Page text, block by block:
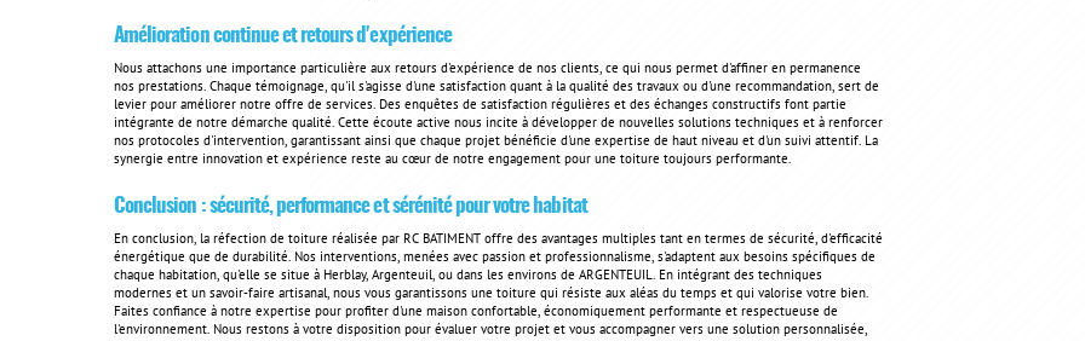
Amélioration continue et retours d'expérience
Nous attachons une importance particulière aux retours d'expérience de nos clients, ce qui nous permet d'affiner en permanence
nos prestations. Chaque témoignage, qu'il s'agisse d'une satisfaction quant à la qualité des travaux ou d'une recommandation, sert de
levier pour améliorer notre offre de services. Des enquêtes de satisfaction régulières et des échanges constructifs font partie
intégrante de notre démarche qualité. Cette écoute active nous incite à développer de nouvelles solutions techniques et à renforcer
nos protocoles d'intervention, garantissant ainsi que chaque projet bénéficie d'une expertise de haut niveau et d'un suivi attentif. La
synergie entre innovation et expérience reste au cœur de notre engagement pour une toiture toujours performante.
Conclusion : sécurité, performance et sérénité pour votre habitat
En conclusion, la réfection de toiture réalisée par RC BATIMENT offre des avantages multiples tant en termes de sécurité, d'efficacité
énergétique que de durabilité. Nos interventions, menées avec passion et professionnalisme, s'adaptent aux besoins spécifiques de
chaque habitation, qu'elle se situe à Herblay, Argenteuil, ou dans les environs de ARGENTEUIL. En intégrant des techniques
modernes et un savoir-faire artisanal, nous vous garantissons une toiture qui résiste aux aléas du temps et qui valorise votre bien.
Faites confiance à notre expertise pour profiter d'une maison confortable, économiquement performante et respectueuse de
l'environnement. Nous restons à votre disposition pour évaluer votre projet et vous accompagner vers une solution personnalisée,